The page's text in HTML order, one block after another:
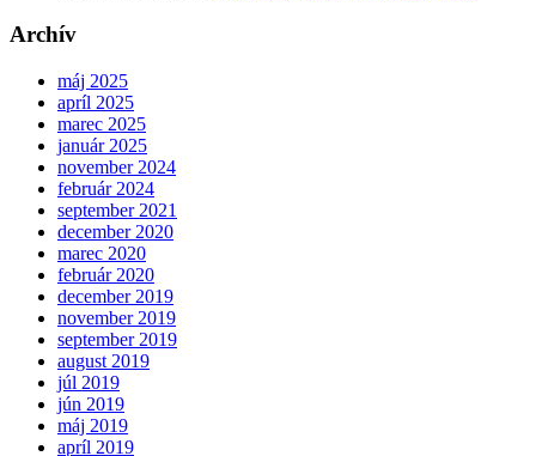
Archív
máj 2025
apríl 2025
marec 2025
január 2025
november 2024
február 2024
september 2021
december 2020
marec 2020
február 2020
december 2019
november 2019
september 2019
august 2019
júl 2019
jún 2019
máj 2019
apríl 2019